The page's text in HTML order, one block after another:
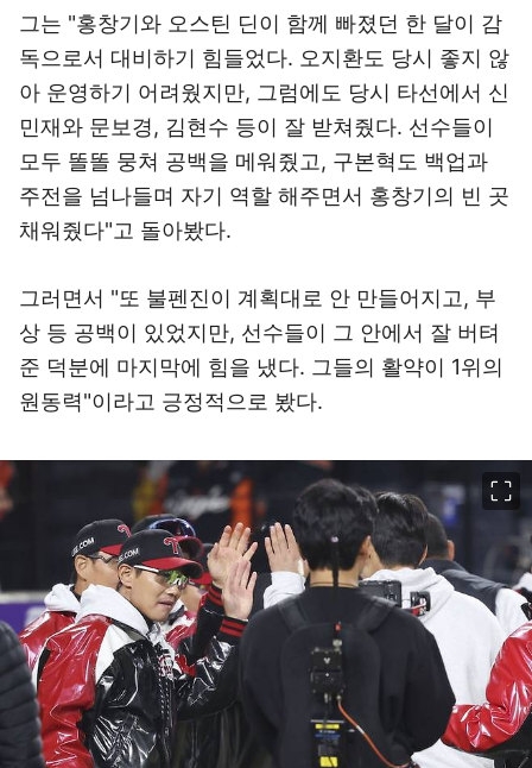
그는 "홍창기와 오스틴 딘이 함께 빠졌던 한 달이 감
독으로서 대비하기 힘들었다. 오지환도 당시 좋지 않
아 운영하기 어려웠지만, 그럼에도 당시 타선에서 신
민재와 문보경, 김현수 등이 잘 받쳐줬다. 선수들이
모두 똘똘 뭉쳐 공백을 메워줬고, 구본혁도 백업과
주전을 넘나들며 자기 역할 해주면서 홍창기의 빈 곳
채워줬다"고 돌아봤다.
그러면서 "또 불펜진이 계획대로 안 만들어지고, 부
상 등 공백이 있었지만, 선수들이 그 안에서 잘 버텨
준 덕분에 마지막에 힘을 냈다. 그들의 활약이 1위의
원동력"이라고 긍정적으로 봤다.